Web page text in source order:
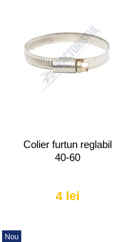
Colier furtun reglabil
40-60
4 lei
Nou